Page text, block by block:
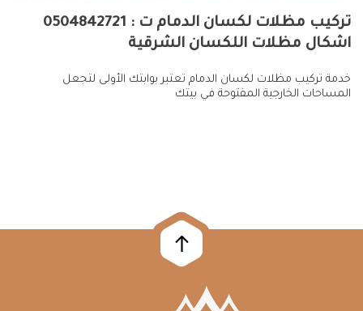
اشكال مظلات اللكسان الشرقية
خدمة تركيب مظلات لكسان الدمام تعتبر بوابتك الأولى لتجعل
المساحات الخارجية المفتوحة في بيتك